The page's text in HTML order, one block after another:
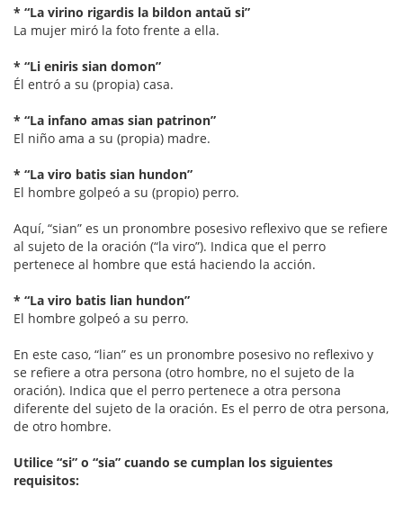
* “La virino rigardis la bildon antaŭ si”
La mujer miró la foto frente a ella.
* “Li eniris sian domon”
Él entró a su (propia) casa.
* “La infano amas sian patrinon”
El niño ama a su (propia) madre.
* “La viro batis sian hundon”
El hombre golpeó a su (propio) perro.
Aquí, “sian” es un pronombre posesivo reflexivo que se refiere
al sujeto de la oración (“la viro”). Indica que el perro
pertenece al hombre que está haciendo la acción.
* “La viro batis lian hundon”
El hombre golpeó a su perro.
En este caso, “lian” es un pronombre posesivo no reflexivo y
se refiere a otra persona (otro hombre, no el sujeto de la
oración). Indica que el perro pertenece a otra persona
diferente del sujeto de la oración. Es el perro de otra persona,
de otro hombre.
Utilice “si” o “sia” cuando se cumplan los siguientes
requisitos: